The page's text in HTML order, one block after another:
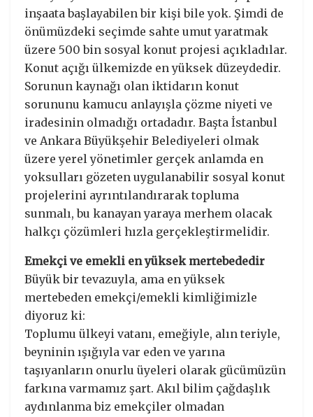
inşaata başlayabilen bir kişi bile yok. Şimdi de
önümüzdeki seçimde sahte umut yaratmak
üzere 500 bin sosyal konut projesi açıkladılar.
Konut açığı ülkemizde en yüksek düzeydedir.
Sorunun kaynağı olan iktidarın konut
sorununu kamucu anlayışla çözme niyeti ve
iradesinin olmadığı ortadadır. Başta İstanbul
ve Ankara Büyükşehir Belediyeleri olmak
üzere yerel yönetimler gerçek anlamda en
yoksulları gözeten uygulanabilir sosyal konut
projelerini ayrıntılandırarak topluma
sunmalı, bu kanayan yaraya merhem olacak
halkçı çözümleri hızla gerçekleştirmelidir.
Emekçi ve emekli en yüksek mertebededir
Büyük bir tevazuyla, ama en yüksek
mertebeden emekçi/emekli kimliğimizle
diyoruz ki:
Toplumu ülkeyi vatanı, emeğiyle, alın teriyle,
beyninin ışığıyla var eden ve yarına
taşıyanların onurlu üyeleri olarak gücümüzün
farkına varmamız şart. Akıl bilim çağdaşlık
aydınlanma biz emekçiler olmadan